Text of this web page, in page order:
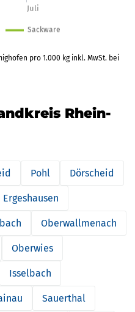
pro 1.000 kg inkl. MwSt. bei
Rhein-
Pohl Dörscheid
Ergeshausen
Oberwallmenach
Oberwies
Isselbach
Sauerthal